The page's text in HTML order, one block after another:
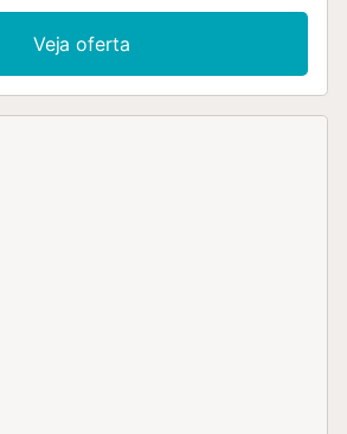
dia. Dispõe de Wi‑Fi de alta
de trabalho, Smart TV, ar
máquina de lavar roupa, berço
pedido, sistema de alarme e auto
Veja oferta